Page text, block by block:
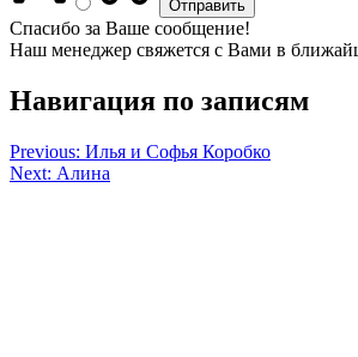
Спасибо за Ваше сообщение!
Наш менеджер свяжется с Вами в
Навигация по записям
Previous: Илья и Софья Коробко
Next: Алина